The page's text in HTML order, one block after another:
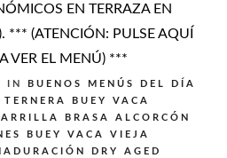
EN TERRAZA EN
*** (ATENCIÓN: PULSE AQUÍ
VER EL MENÚ) ***
IN
BUENOS MENÚS DEL DÍA
TERNERA BUEY VACA
BRASA ALCORCÓN
BUEY VACA VIEJA
DRY AGED